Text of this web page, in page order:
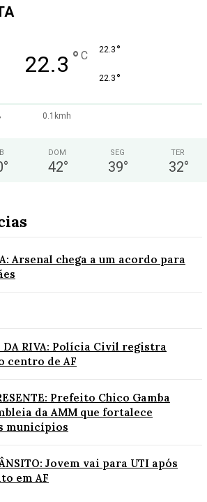
22.3 ° C 22.3 °
22.3 °
0.1kmh
°
DOM
42°
SEG
39°
TER
32°
Arsenal chega a um acordo para
DA RIVA: Polícia Civil registra
centro de AF
Prefeito Chico Gamba
da AMM que fortalece
municípios
Jovem vai para UTI após
em AF